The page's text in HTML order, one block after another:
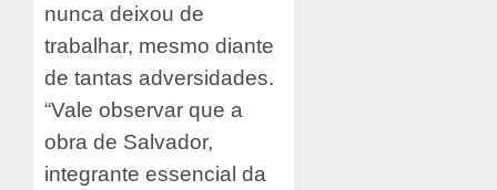
nunca deixou de
trabalhar, mesmo diante
de tantas adversidades.
“Vale observar que a
obra de Salvador,
integrante essencial da